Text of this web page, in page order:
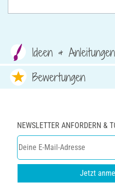
Ideen & Anleitungen
Bewertungen
NEWSLETTER ANFORDERN &
Jetzt